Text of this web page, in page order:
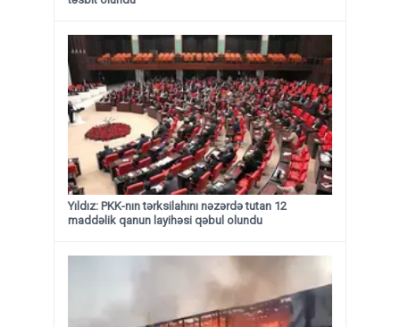
Yıldız: PKK-nın tərksilahını nəzərdə tutan 12
maddəlik qanun layihəsi qəbul olundu ​​​​​​​